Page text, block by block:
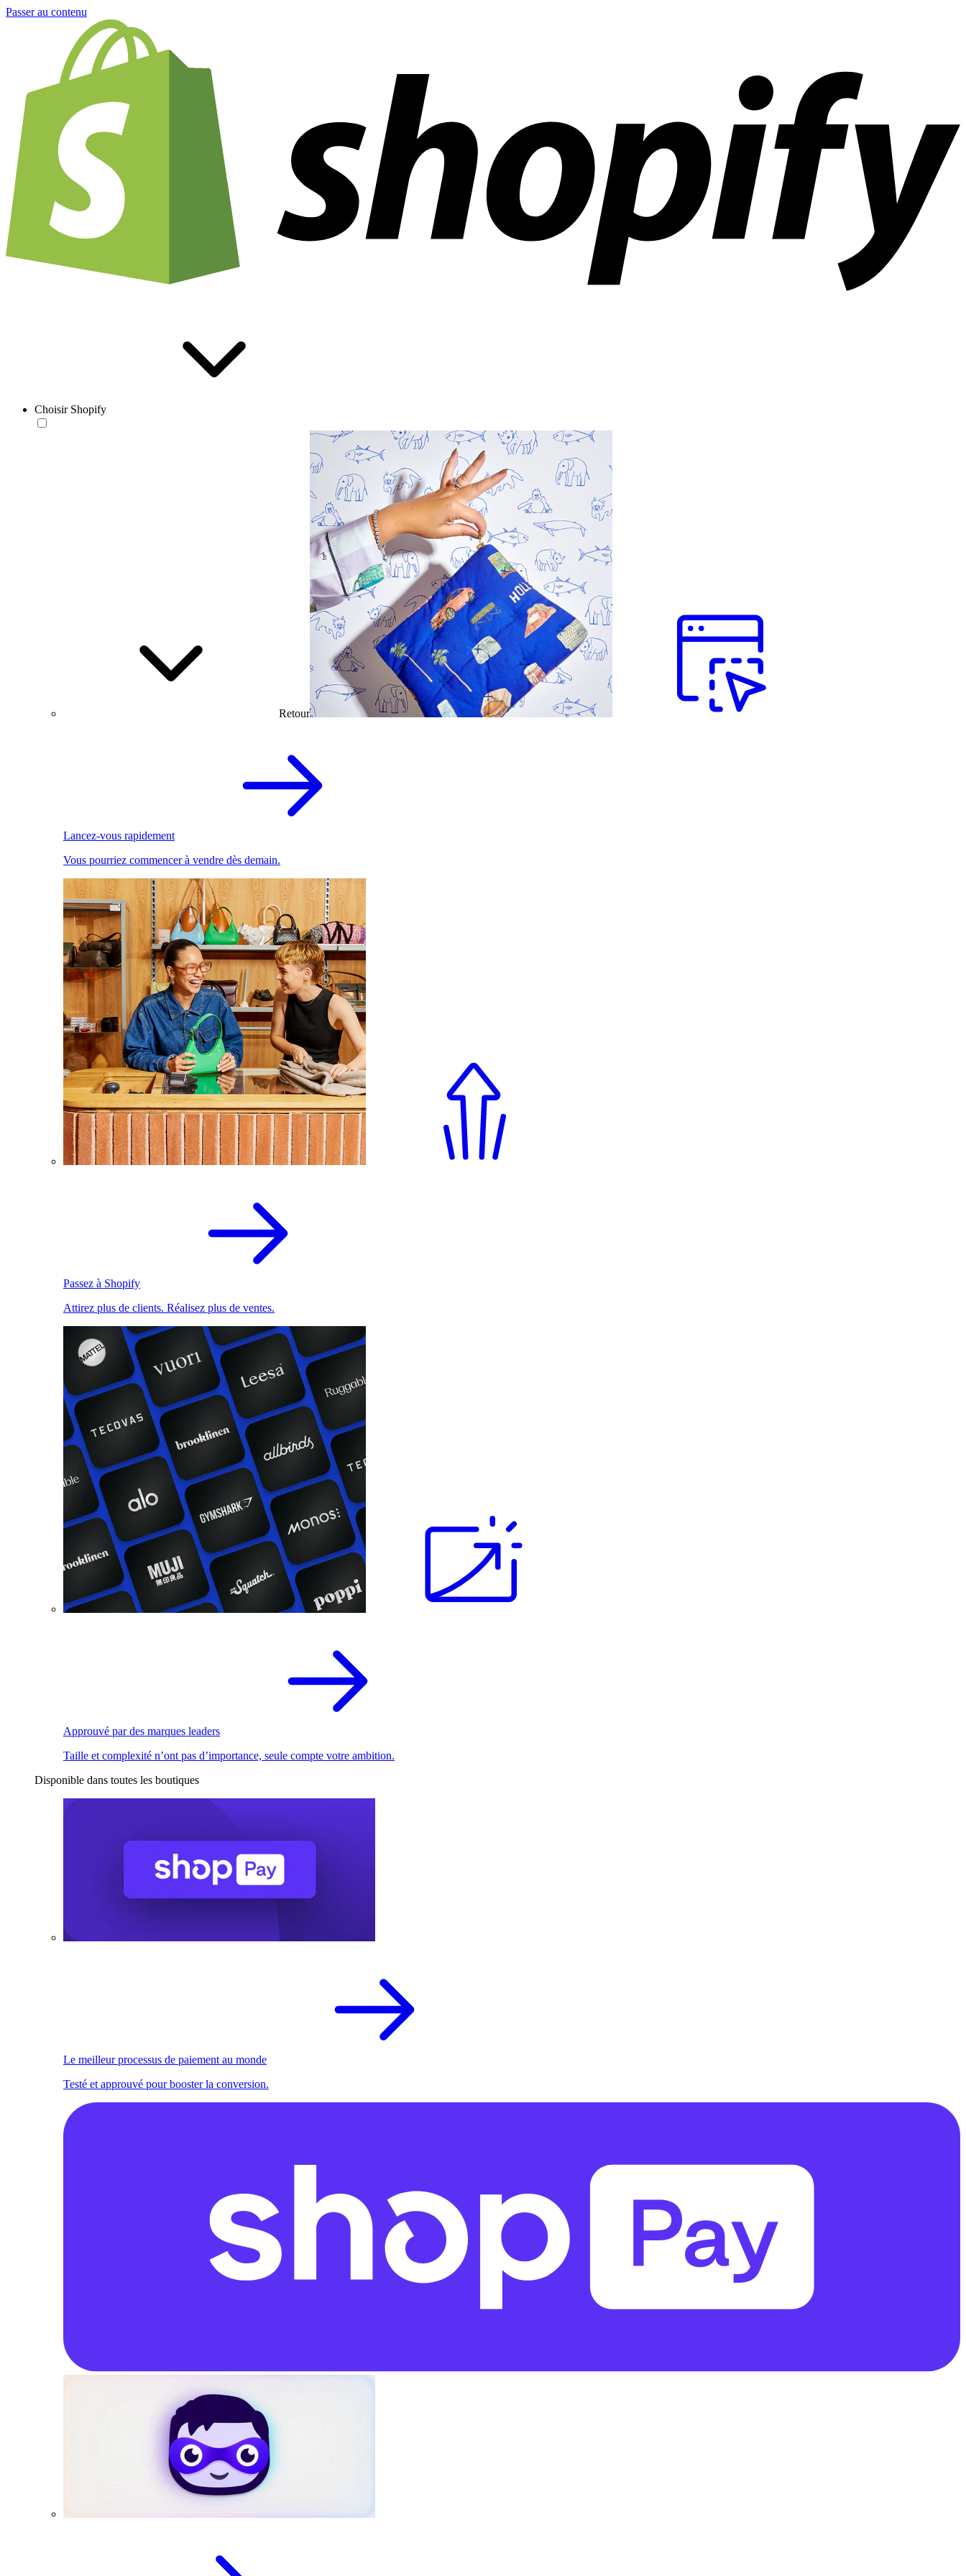
Passer au contenu
Choisir Shopify
Retour
Lancez-vous rapidement
Vous pourriez commencer à vendre dès demain.
Passez à Shopify
Attirez plus de clients. Réalisez plus de ventes.
Approuvé par des marques leaders
Taille et complexité n’ont pas d’importance, seule compte votre ambition.
Disponible dans toutes les boutiques
Le meilleur processus de paiement au monde
Testé et approuvé pour booster la conversion.